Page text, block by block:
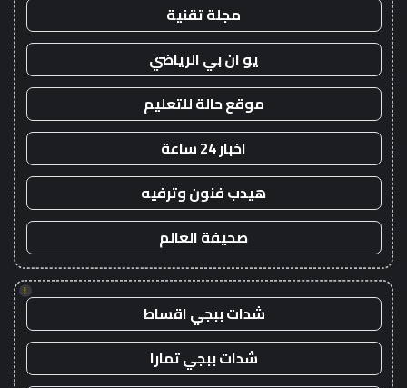
مجلة تقنية
يو ان بي الرياضي
موقع حالة للتعليم
اخبار 24 ساعة
هيدب فنون وترفيه
صحيفة العالم
!
شدات ببجي اقساط
شدات ببجي تمارا